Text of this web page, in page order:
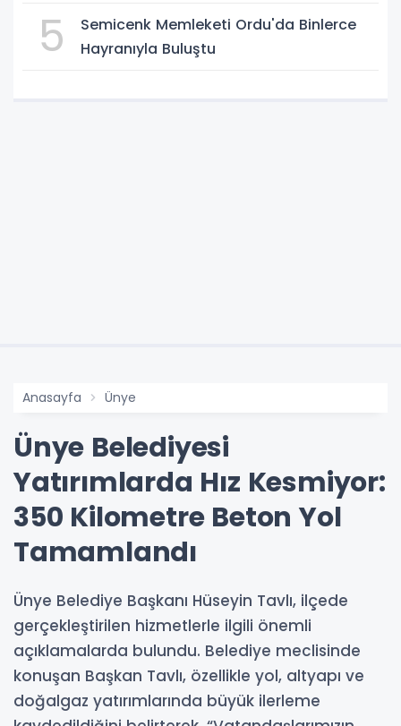
5
Semicenk Memleketi Ordu'da Binlerce
Hayranıyla Buluştu
Anasayfa Ünye
Ünye Belediyesi
Yatırımlarda Hız Kesmiyor:
350 Kilometre Beton Yol
Tamamlandı
Ünye Belediye Başkanı Hüseyin Tavlı, ilçede
gerçekleştirilen hizmetlerle ilgili önemli
açıklamalarda bulundu. Belediye meclisinde
konuşan Başkan Tavlı, özellikle yol, altyapı ve
doğalgaz yatırımlarında büyük ilerleme